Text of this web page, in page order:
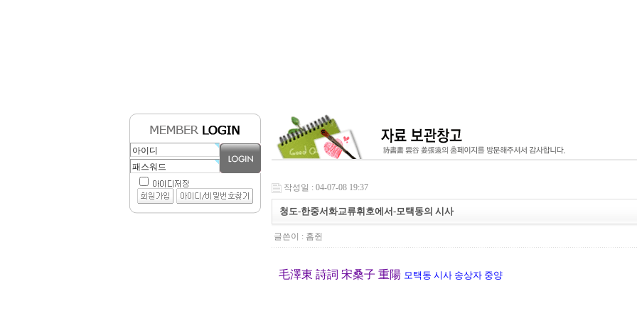
작성일 : 04-07-08 19:37
청도-한중서화교류휘호에서-모택동의 시사
글쓴이 : 홈쥔
毛澤東 詩詞 宋桑子 重陽 모택동 시사 송상자 중양